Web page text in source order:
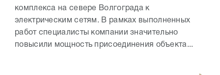
комплекса на севере Волгограда к
электрическим сетям. В рамках выполненных
работ специалисты компании значительно
повысили мощность присоединения объекта...